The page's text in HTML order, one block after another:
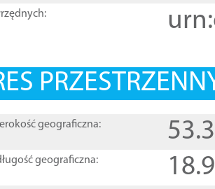
geograficzna:
geograficzna: